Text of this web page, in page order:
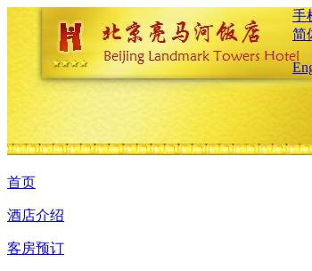
手
简
首页
酒店介绍
客房预订